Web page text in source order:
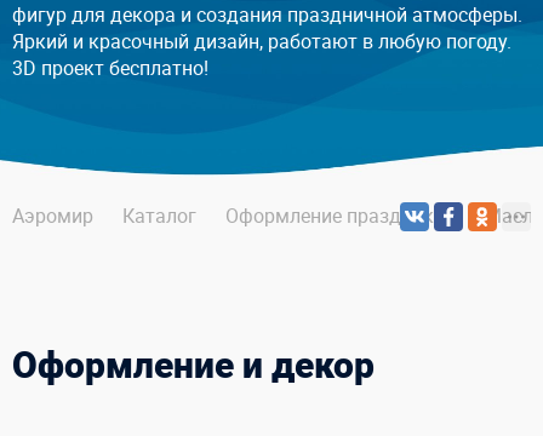
фигур для декора и создания праздничной атмосферы.
Яркий и красочный дизайн, работают в любую погоду.
3D проект бесплатно!
Аэромир Каталог Оформление праздников
Оформление и декор